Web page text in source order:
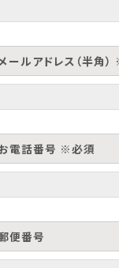
ールアドレス（半角
電話番号 ※必須
便番号